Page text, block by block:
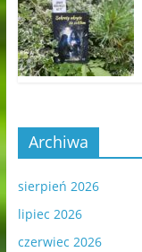
Archiwa
sierpień 2026
lipiec 2026
czerwiec 2026